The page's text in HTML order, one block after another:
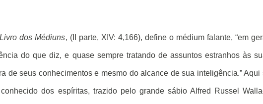
dos Médiuns, (II parte, XIV: 4,166), define o médium falante, “em
do que diz, e quase sempre tratando de assuntos estranhos às
de seus conhecimentos e mesmo do alcance de sua inteligência.” Aqui
dos espíritas, trazido pelo grande sábio Alfred Russel